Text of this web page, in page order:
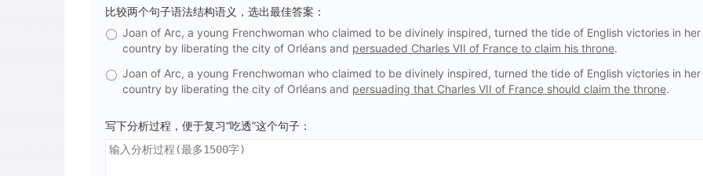
比较两个句子语法结构语义，选出最佳答案：
Joan of Arc, a young Frenchwoman who claimed to be divinely inspired, turned the tide of English victories in her
country by liberating the city of Orléans and persuaded Charles VII of France to claim his throne.
Joan of Arc, a young Frenchwoman who claimed to be divinely inspired, turned the tide of English victories in her
country by liberating the city of Orléans and persuading that Charles VII of France should claim the throne.
写下分析过程，便于复习“吃透”这个句子：